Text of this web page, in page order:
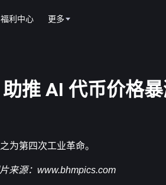
福利中心 更多
推 AI 代币价格
为第四次工业革命。
来源： www.bhmpics.com